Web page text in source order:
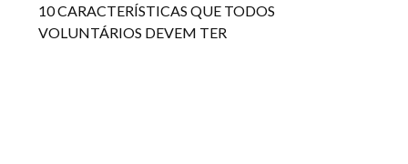
10 CARACTERÍSTICAS QUE TODOS
VOLUNTÁRIOS DEVEM TER